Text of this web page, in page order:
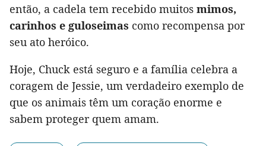
então, a cadela tem recebido muitos mimos,
carinhos e guloseimas como recompensa por
seu ato heróico.
Hoje, Chuck está seguro e a família celebra a
coragem de Jessie, um verdadeiro exemplo de
que os animais têm um coração enorme e
sabem proteger quem amam.